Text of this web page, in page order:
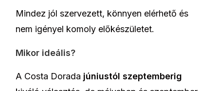
Mindez jól szervezett, könnyen elérhető és
nem igényel komoly előkészületet.
Mikor ideális?
A Costa Dorada júniustól szeptemberig